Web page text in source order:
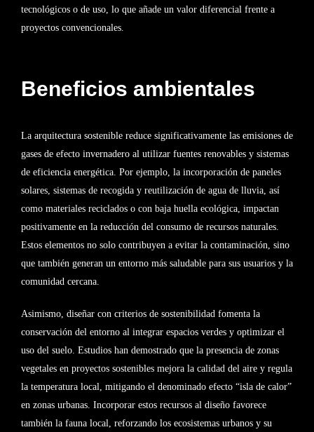
tecnológicos o de uso, lo que añade un valor diferencial frente a
proyectos convencionales.
Beneficios ambientales
La arquitectura sostenible reduce significativamente las emisiones de
gases de efecto invernadero al utilizar fuentes renovables y sistemas
de eficiencia energética. Por ejemplo, la incorporación de paneles
solares, sistemas de recogida y reutilización de agua de lluvia, así
como materiales reciclados o con baja huella ecológica, impactan
positivamente en la reducción del consumo de recursos naturales.
Estos elementos no solo contribuyen a evitar la contaminación, sino
que también generan un entorno más saludable para sus usuarios y la
comunidad cercana.
Asimismo, diseñar con criterios de sostenibilidad fomenta la
conservación del entorno al integrar espacios verdes y optimizar el
uso del suelo. Estudios han demostrado que la presencia de zonas
vegetales en proyectos sostenibles mejora la calidad del aire y regula
la temperatura local, mitigando el denominado efecto “isla de calor”
en zonas urbanas. Incorporar estos recursos al diseño favorece
también la fauna local, reforzando los ecosistemas urbanos y su